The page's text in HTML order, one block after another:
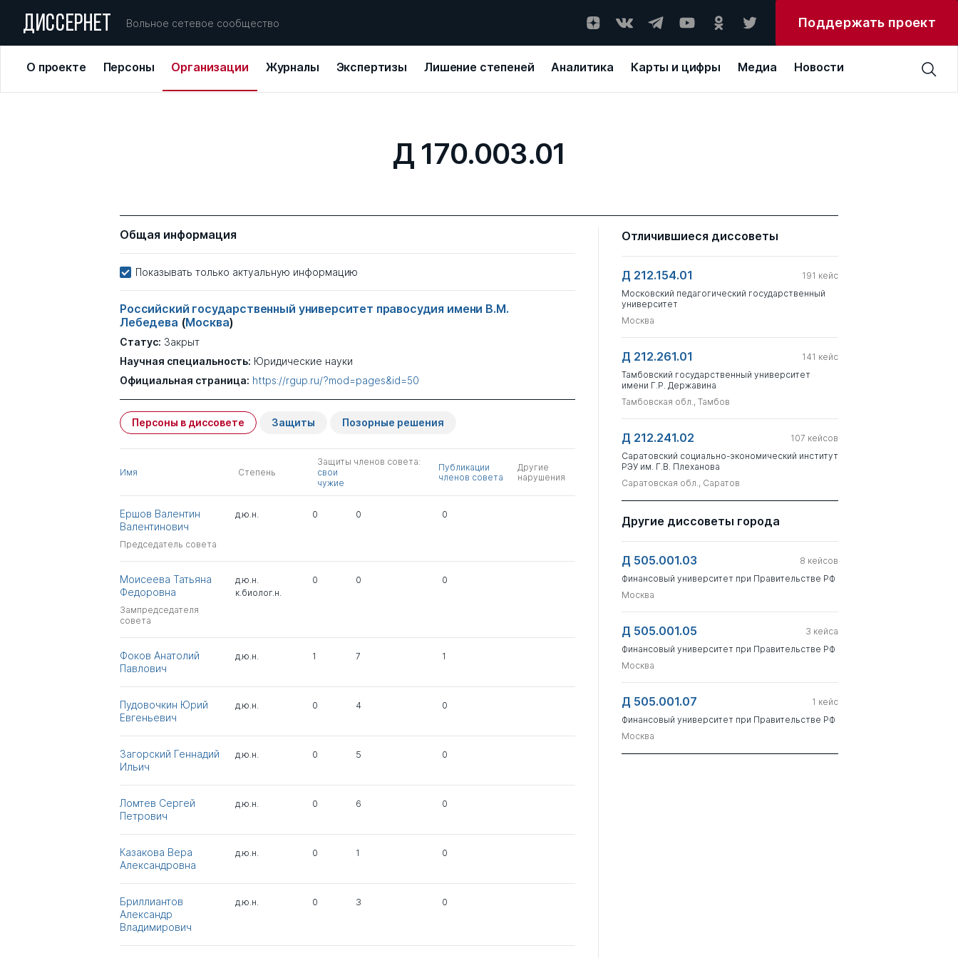
ДИССЕРНЕТ Вольное сетевое сообщество Поддержать проект
О проекте Персоны Организации Журналы Экспертизы Лишение степеней Аналитика Карты и цифры Медиа Новости
Д 170.003.01
Общая информация
Показывать только актуальную информацию
Российский государственный университет правосудия имени В.М.
Лебедева (Москва)
Статус: Закрыт
Научная специальность: Юридические науки
Официальная страница: https://rgup.ru/?mod=pages&id=50
Персоны в диссовете Защиты Позорные решения
Имя Степень
Защиты членов совета:
свои
чужие
Публикации
членов совета
Другие
нарушения
Ершов Валентин
Валентинович
Председатель совета
д.ю.н. 0 0 0
Моисеева Татьяна
Федоровна
Зампредседателя
совета
д.ю.н.
к.биолог.н.
0 0 0
Фоков Анатолий
Павлович
д.ю.н. 1 7 1
Пудовочкин Юрий
Евгеньевич
д.ю.н. 0 4 0
Загорский Геннадий
Ильич
д.ю.н. 0 5 0
Ломтев Сергей
Петрович
д.ю.н. 0 6 0
Казакова Вера
Александровна
д.ю.н. 0 1 0
Бриллиантов
Александр
Владимирович
д.ю.н. 0 3 0
Отличившиеся диссоветы
Д 212.154.01 191 кейс
Московский педагогический государственный
университет
Москва
Д 212.261.01 141 кейс
Тамбовский государственный университет
имени Г.Р. Державина
Тамбовская обл., Тамбов
Д 212.241.02 107 кейсов
Саратовский социально-экономический институт
РЭУ им. Г.В. Плеханова
Саратовская обл., Саратов
Другие диссоветы города
Д 505.001.03 8 кейсов
Финансовый университет при Правительстве РФ
Москва
Д 505.001.05 3 кейса
Финансовый университет при Правительстве РФ
Москва
Д 505.001.07 1 кейс
Финансовый университет при Правительстве РФ
Москва